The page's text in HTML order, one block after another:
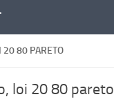
20 80 PARETO
loi 20 80 pareto